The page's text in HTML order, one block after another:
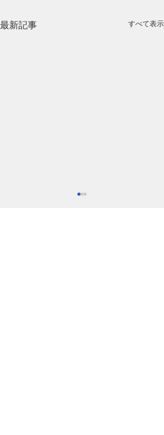
最新記事 すべて表示